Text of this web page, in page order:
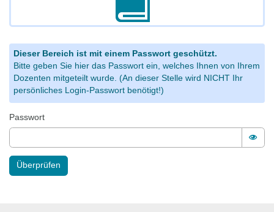
Dieser Bereich ist mit einem Passwort geschützt.
Bitte geben Sie hier das Passwort ein, welches Ihnen von Ihrem
Dozenten mitgeteilt wurde. (An dieser Stelle wird NICHT Ihr
persönliches Login-Passwort benötigt!)
Passwort
Überprüfen